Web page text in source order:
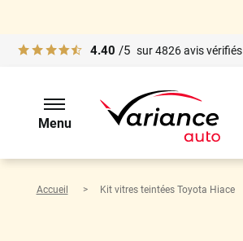
4.40 /5 sur4826avis vérifiés
Menu
Accueil Kit vitres teintées Toyota Hiace